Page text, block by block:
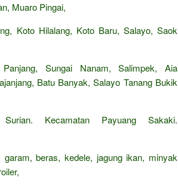
Muaro Pingai,
Koto Hilalang, Koto Baru, Salayo, Saok
Sungai Nanam, Salimpek, Aia
Batu Banyak, Salayo Tanang Bukik
Kecamatan Payuang Sakaki.
beras, kedele, jagung ikan, minyak